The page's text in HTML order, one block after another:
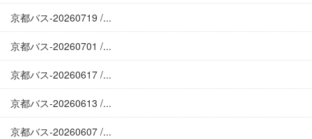
京都バス-20260719 /...
京都バス-20260701 /...
京都バス-20260617 /...
京都バス-20260613 /...
京都バス-20260607 /...